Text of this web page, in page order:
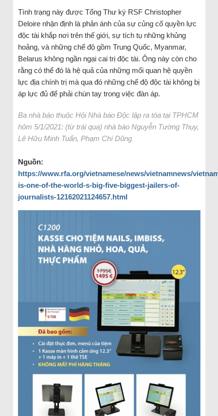
Tình trạng này được Tổng Thư ký RSF Christopher
Deloire nhận định là phản ánh của sự củng cố quyền lực
độc tài khắp nơi trên thế giới, sự tích tụ những khủng
hoảng, và những chế độ gồm Trung Quốc, Myanmar,
Belarus không ngần ngại cai trị độc tài. Ông này còn cho
rằng có thể đó là hệ quả của những mối quan hệ quyền
lực địa chính trị mà qua đó những chế độ độc tài không bị
áp lực đủ để phải chùn tay trong việc đàn áp.
Ba nhà báo thuộc Hội Nhà báo Độc lập ra tòa tại TPHCM
hôm 5/1/2021: (từ trái qua) nhà báo Nguyễn Tường Thụy,
Lê Hữu Minh Tuấn, Phạm Chí Dũng
Nguồn:
https://www.rfa.org/vietnamese/news/vietnamnews/
is-one-of-the-world-s-big-five-biggest-jailers-of-
journalists-12162021124657.html